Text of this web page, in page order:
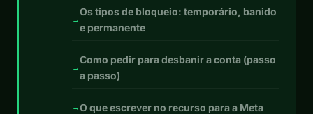
Os tipos de bloqueio: temporário, banido
e permanente
Como pedir para desbanir a conta (passo
a passo)
O que escrever no recurso para a Meta